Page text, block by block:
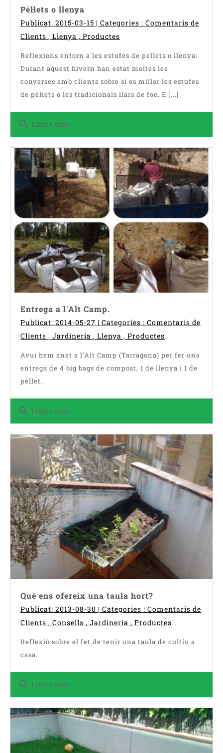
Pèl·lets o llenya
Publicat: 2015-03-15 | Categories : Comentaris de
Clients , Llenya , Productes
Reflexions entorn a les estufes de pellets o llenya:
Durant aquest hivern han estat moltes les
converses amb clients sobre si es millor les estufes
de pèl·lets o les tradicionals llars de foc. E [...]
search Llegir més
Entrega a l'Alt Camp.
Publicat: 2014-05-27 | Categories : Comentaris de
Clients , Jardineria , Llenya , Productes
Avui hem anat a l'Alt Camp (Tarragona) per fer una
entrega de 4 big bags de compost, 1 de llenya i 1 de
pèl·let.
search Llegir més
Què ens ofereix una taula hort?
Publicat: 2013-08-30 | Categories : Comentaris de
Clients , Consells , Jardineria , Productes
Reflexió sobre el fet de tenir una taula de cultiu a
casa.
search Llegir més